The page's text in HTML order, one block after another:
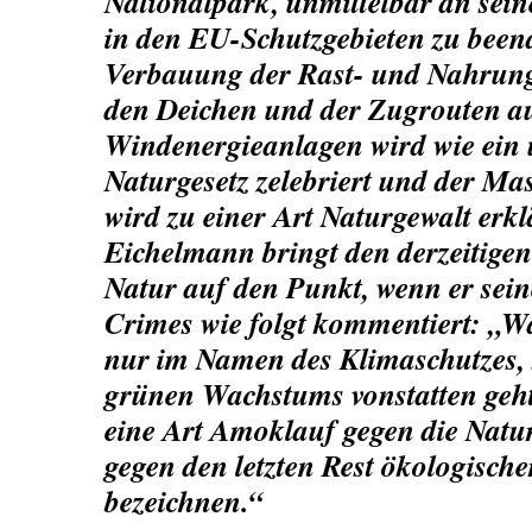
in den EU-Schutzgebieten zu
Verbauung der Rast- und
den Deichen und der Zugrouten
Windenergieanlagen wird wie ein
Naturgesetz zelebriert und der
wird zu einer Art Naturgewalt
Eichelmann bringt den
Natur auf den Punkt, wenn er
Crimes wie folgt kommentiert:
nur im Namen des
grünen Wachstums vonstatten
eine Art Amoklauf gegen die
gegen den letzten Rest
bezeichnen.“